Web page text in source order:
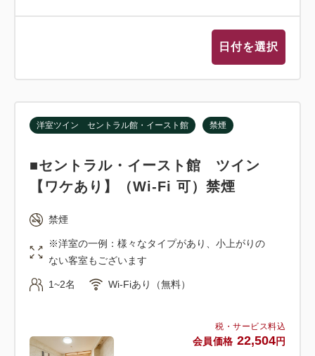
日付を選択
税・サービス料込
会員価格 22,504円
洋室ツイン セントラル館・イースト館 禁煙
■セントラル・イースト館 ツイン
【ワケあり】（Wi-Fi 可）禁煙
禁煙
※洋室の一例：様々なタイプがあり、小上がりの
ない客室もございます
1~2名 Wi-Fiあり（無料）